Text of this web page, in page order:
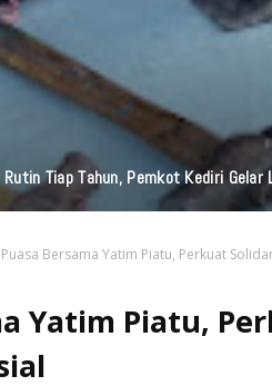
Kediri Kota Beri Penekanan Keras:
Puasa Bersama Yatim Piatu, Perkuat
Yatim Piatu,